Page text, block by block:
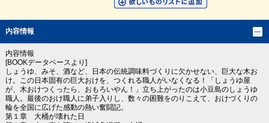
内容情報
内容情報
[BOOKデータベースより]
しょうゆ、みそ、酒など、日本の伝統調味料づくりに欠かせない、巨大な木お
け。この日本固有の巨大おけを、つくれる職人がいなくなる！「しょうゆ屋
が、木おけつくったら、おもろいやん！」立ち上がったのは小豆島のしょうゆ
職人。最後のおけ職人に弟子入りし、数々の困難をのりこえて、おけづくりの
輪を全国に広げた感動の熱い奮闘記。
第１章 大桶が壊れた日